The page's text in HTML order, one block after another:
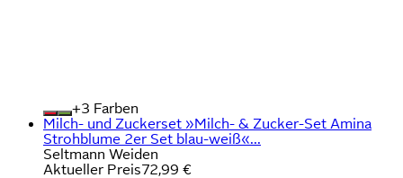
+
Farben
Milch- und Zuckerset »Milch- & Zucker-Set Amina
Strohblume 2er Set blau-weiß«...
Seltmann Weiden
Aktueller Preis72,99 €